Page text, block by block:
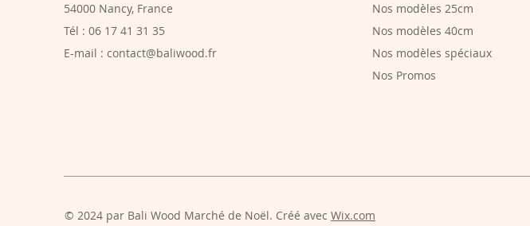
54000 Nancy, France
Tél : 06 17 41 31 35
E-mail : contact@baliwood.fr
Nos modèles 25cm
Nos modèles 40cm
Nos modèles spéciaux
Nos Promos
© 2024 par Bali Wood Marché de Noël. Créé avec Wix.com